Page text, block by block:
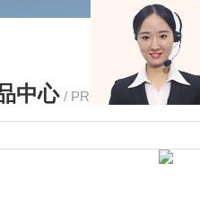
中心 / PRODUCTS